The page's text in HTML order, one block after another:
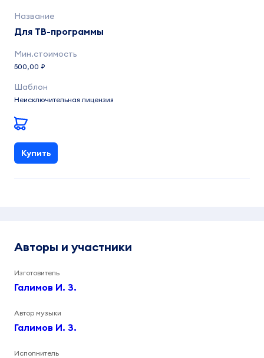
Для ТВ-программы
500,00 ₽
Неисключительная лицензия
Купить
Авторы и участники
Изготовитель
Галимов И. З.
Автор музыки
Галимов И. З.
Исполнитель